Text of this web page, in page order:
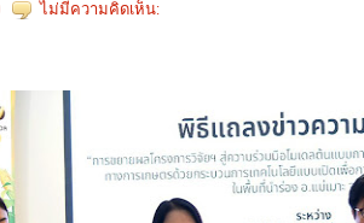
ไม่มีความคิดเห็น: